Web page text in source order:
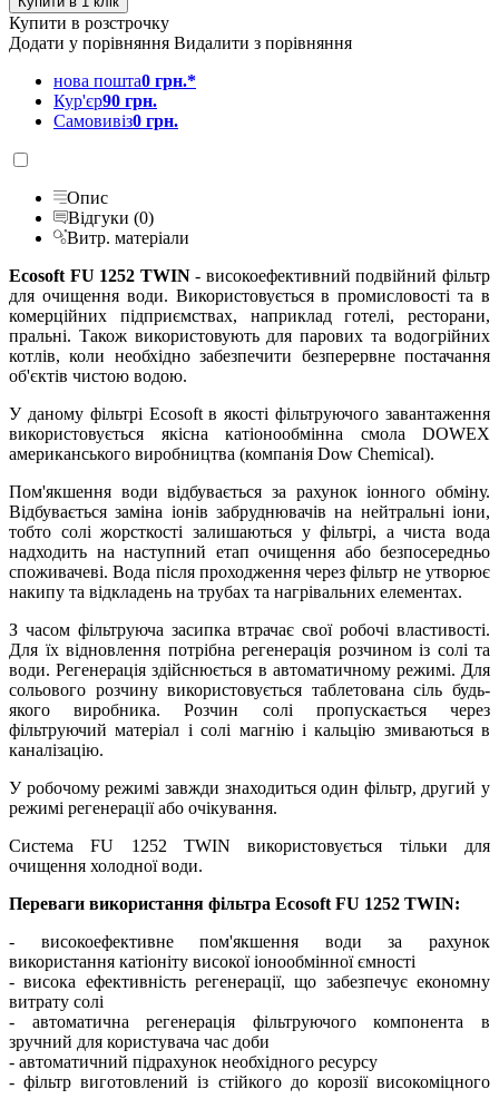
Купити в розстрочку
Додати у порівняння Видалити з порівняння
нова пошта0 грн.*
Кур'єр90 грн.
Самовивіз0 грн.
Опис
Відгуки (0)
Витр. матеріали
Ecosoft FU 1252 TWIN- високоефективний подвійний фільтр
для очищення води. Використовується в промисловості та в
комерційних підприємствах, наприклад готелі, ресторани,
пральні. Також використовують для парових та водогрійних
котлів, коли необхідно забезпечити безперервне постачання
об'єктів чистою водою.
У даному фільтрі Ecosoft в якості фільтруючого завантаження
використовується якісна катіонообмінна смола DOWEX
американського виробництва (компанія Dow Chemical).
Пом'якшення води відбувається за рахунок іонного обміну.
Відбувається заміна іонів забруднювачів на нейтральні іони,
тобто солі жорсткості залишаються у фільтрі, а чиста вода
надходить на наступний етап очищення або безпосередньо
споживачеві. Вода після проходження через фільтр не утворює
накипу та відкладень на трубах та нагрівальних елементах.
З часом фільтруюча засипка втрачає свої робочі властивості.
Для їх відновлення потрібна регенерація розчином із солі та
води. Регенерація здійснюється в автоматичному режимі. Для
сольового розчину використовується таблетована сіль будь-
якого виробника. Розчин солі пропускається через
фільтруючий матеріал і солі магнію і кальцію змиваються в
каналізацію.
У робочому режимі завжди знаходиться один фільтр, другий у
режимі регенерації або очікування.
Система FU 1252 TWIN використовується тільки для
очищення холодної води.
Переваги використання фільтра Ecosoft FU 1252 TWIN:
- високоефективне пом'якшення води за рахунок
використання катіоніту високої іонообмінної ємності
- висока ефективність регенерації, що забезпечує економну
витрату солі
- автоматична регенерація фільтруючого компонента в
зручний для користувача час доби
- автоматичний підрахунок необхідного ресурсу
- фільтр виготовлений із стійкого до корозії високоміцного